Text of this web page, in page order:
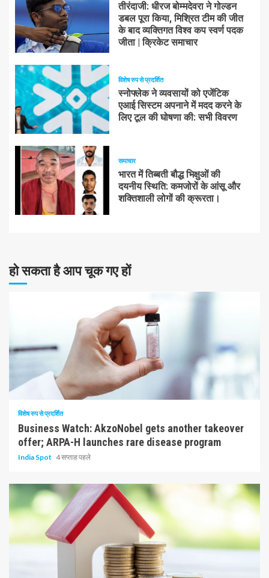
तीरंदाजी: धीरज बोम्मदेवरा ने गोल्डन
डबल पूरा किया, मिश्रित टीम की जीत
के बाद व्यक्तिगत विश्व कप स्वर्ण पदक
जीता | क्रिकेट समाचार
विशेष रुप से प्रदर्शित
स्नोफ्लेक ने व्यवसायों को एजेंटिक
एआई सिस्टम अपनाने में मदद करने के
लिए टूल की घोषणा की: सभी विवरण
समाचार
भारत में तिब्बती बौद्ध भिक्षुओं की
दयनीय स्थिति: कमजोरों के आंसू और
शक्तिशाली लोगों की क्रूरता।
हो सकता है आप चूक गए हों
10 न्यूनतम पढ़ा
विशेष रुप से प्रदर्शित
Business Watch: AkzoNobel gets another takeover
offer; ARPA-H launches rare disease program
India Spot 4 सप्ताह पहले